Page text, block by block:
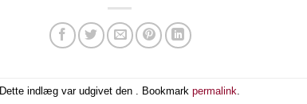
Dette indlæg var udgivet den . Bookmark permalink.